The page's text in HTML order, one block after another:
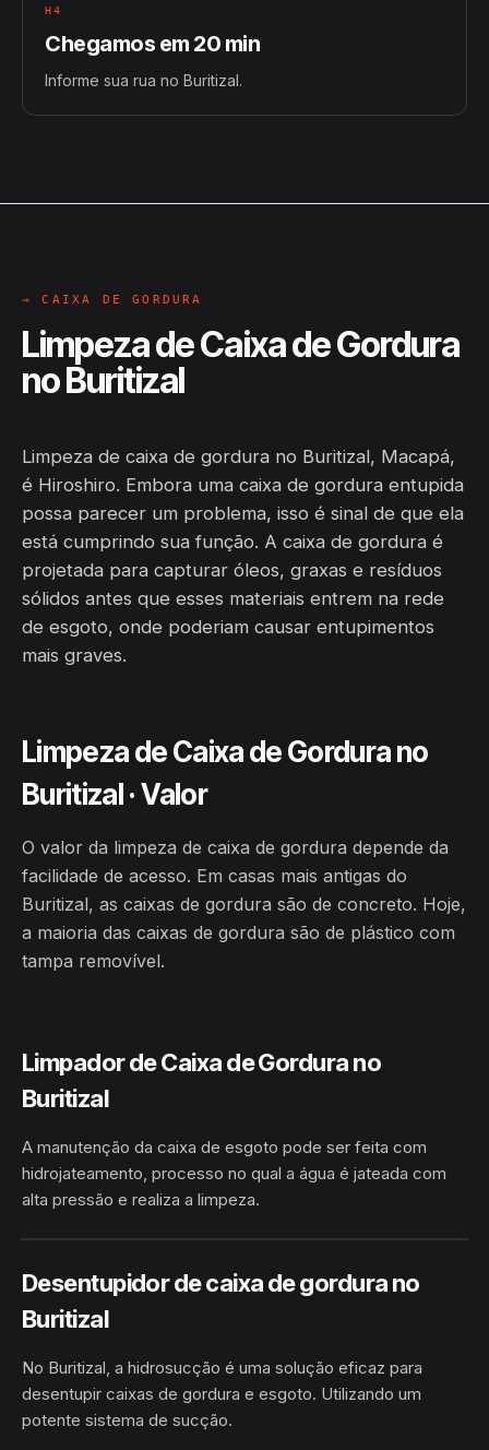
H4
Chegamos em 20 min
Informe sua rua no Buritizal.
→ CAIXA DE GORDURA
Limpeza de Caixa de Gordura
no Buritizal
Limpeza de caixa de gordura no Buritizal, Macapá,
é Hiroshiro. Embora uma caixa de gordura entupida
possa parecer um problema, isso é sinal de que ela
está cumprindo sua função. A caixa de gordura é
projetada para capturar óleos, graxas e resíduos
sólidos antes que esses materiais entrem na rede
de esgoto, onde poderiam causar entupimentos
mais graves.
Limpeza de Caixa de Gordura no
Buritizal · Valor
O valor da limpeza de caixa de gordura depende da
facilidade de acesso. Em casas mais antigas do
Buritizal, as caixas de gordura são de concreto. Hoje,
a maioria das caixas de gordura são de plástico com
tampa removível.
Limpador de Caixa de Gordura no
Buritizal
A manutenção da caixa de esgoto pode ser feita com
hidrojateamento, processo no qual a água é jateada com
alta pressão e realiza a limpeza.
HIDROJATEAMENTO
Desentupidor de caixa de gordura no
Buritizal
No Buritizal, a hidrosucção é uma solução eficaz para
desentupir caixas de gordura e esgoto. Utilizando um
potente sistema de sucção.
HIDROSUCÇÃO